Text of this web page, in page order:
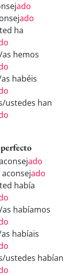
ado
ado
ha
hemos
habéis
ustedes han
ado
ado
había
habíamos
habíais
ustedes habían